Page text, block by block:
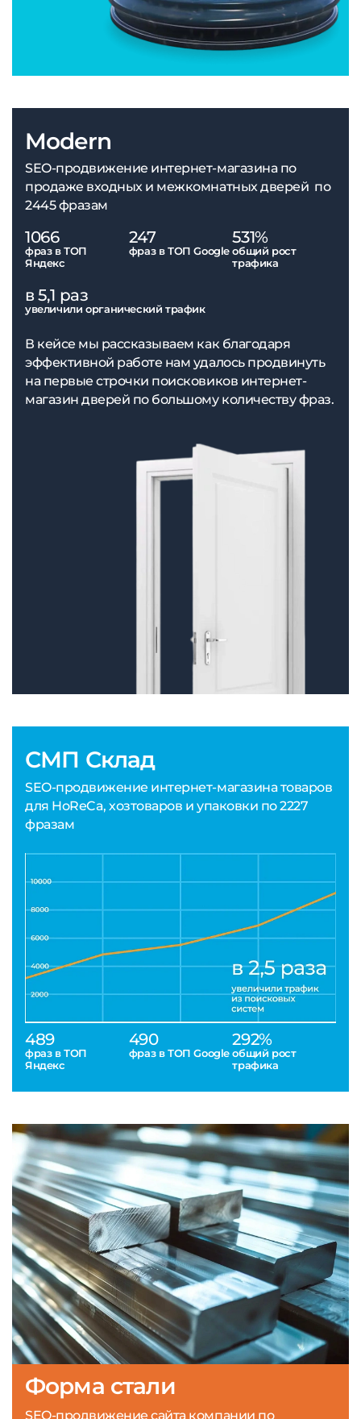
СМП Склад
SEO-продвижение интернет-магазина товаров
для HoReCa, хозтоваров и упаковки по 2227
фразам
489
фраз в ТОП
Яндекс
490
фраз в ТОП Google
292%
общий рост
трафика
Modern
SEO-продвижение интернет-магазина по
продаже входных и межкомнатных дверей по
2445 фразам
1066
фраз в ТОП
Яндекс
247
фраз в ТОП Google
531%
общий рост
трафика
в 5,1 раз
увеличили органический трафик
В кейсе мы рассказываем как благодаря
эффективной работе нам удалось продвинуть
на первые строчки поисковиков интернет-
магазин дверей по большому количеству фраз.
Форма стали
SEO-продвижение сайта компании по